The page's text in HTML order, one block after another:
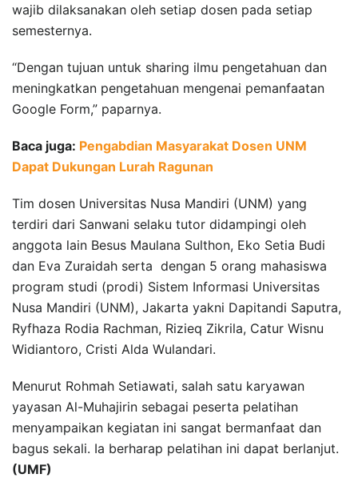
wajib dilaksanakan oleh setiap dosen pada setiap
semesternya.
“Dengan tujuan untuk sharing ilmu pengetahuan dan
meningkatkan pengetahuan mengenai pemanfaatan
Google Form,” paparnya.
Baca juga: Pengabdian Masyarakat Dosen UNM
Dapat Dukungan Lurah Ragunan
Tim dosen Universitas Nusa Mandiri (UNM) yang
terdiri dari Sanwani selaku tutor didampingi oleh
anggota lain Besus Maulana Sulthon, Eko Setia Budi
dan Eva Zuraidah serta dengan 5 orang mahasiswa
program studi (prodi) Sistem Informasi Universitas
Nusa Mandiri (UNM), Jakarta yakni Dapitandi Saputra,
Ryfhaza Rodia Rachman, Rizieq Zikrila, Catur Wisnu
Widiantoro, Cristi Alda Wulandari.
Menurut Rohmah Setiawati, salah satu karyawan
yayasan Al-Muhajirin sebagai peserta pelatihan
menyampaikan kegiatan ini sangat bermanfaat dan
bagus sekali. Ia berharap pelatihan ini dapat berlanjut.
(UMF)